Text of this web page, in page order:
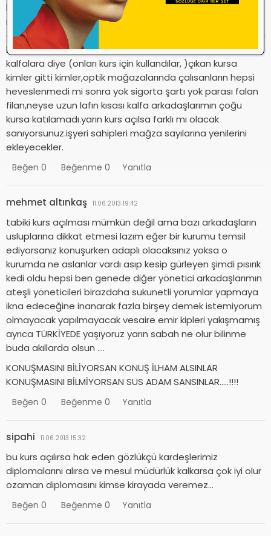
kursun açılması şuan mümkün değil,ama burası da Türkiye
ne olacağı belli olmaz.1940 yılında çıkmış bir kanun 2004
de değiştirildi.belki bu da bi zaman sonra değişebilir.ayrıca
kurs çıksa ne olacak,en son kursta gördük ustalara
kalfalara diye (onları kurs için kullandılar, )çıkan kursa
kimler gitti kimler,optik mağazalarında çalısanların hepsi
heveslenmedi mi sonra yok sigorta şartı yok parası falan
filan,neyse uzun lafın kısası kalfa arkadaşlarımın çoğu
kursa katılamadı.yarın kurs açılsa farklı mı olacak
sanıyorsunuz.işyeri sahipleri mağza sayılarına yenilerini
ekleyecekler.
Beğen 0 Beğenme 0 Yanıtla
mehmet altınkaş 11.06.2013 19:42
tabiki kurs açılması mümkün değil ama bazı arkadaşların
usluplarına dikkat etmesi lazım eğer bir kurumu temsil
ediyorsanız konuşurken adaplı olacaksınız yoksa o
kurumda ne aslanlar vardı asıp kesip gürleyen şimdi pısırık
kedi oldu hepsi ben genede diğer yönetici arkadaşlarımın
ateşli yöneticileri birazdaha sukunetli yorumlar yapmaya
ikna edeceğine inanarak fazla birşey demek istemiyorum
olmayacak yapılmayacak vesaire emir kipleri yakışmamış
ayrıca TÜRKİYEDE yaşıyoruz yarın sabah ne olur bilinme
buda akıllarda olsun ….
KONUŞMASINI BİLİYORSAN KONUŞ İLHAM ALSINLAR
KONUŞMASINI BİLMİYORSAN SUS ADAM SANSINLAR…..!!!!
Beğen 0 Beğenme 0 Yanıtla
sipahi 11.06.2013 15:32
bu kurs açılırsa hak eden gözlükçü kardeşlerimiz
diplomalarını alırsa ve mesul müdürlük kalkarsa çok iyi olur
ozaman diplomasını kimse kirayada veremez…
Beğen 0 Beğenme 0 Yanıtla